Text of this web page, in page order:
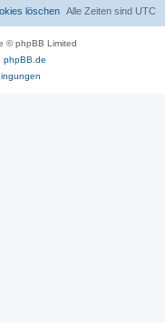
Alle Zeiten sind UTC
löschen
© phpBB Limited
phpBB.de